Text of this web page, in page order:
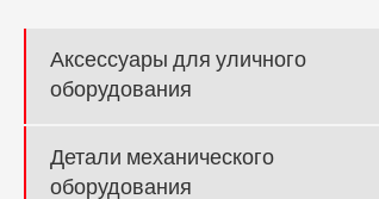
Аксессуары для уличного
оборудования
Детали механического
оборудования